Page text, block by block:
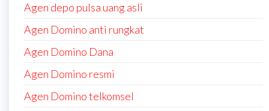
Agen depo pulsa uang asli
Agen Domino anti rungkat
Agen Domino Dana
Agen Domino resmi
Agen Domino telkomsel